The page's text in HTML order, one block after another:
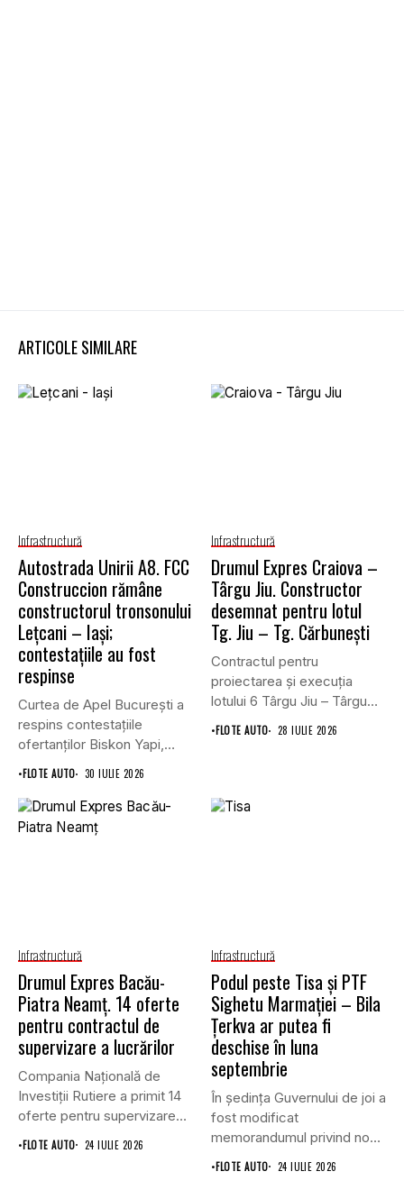
ARTICOLE SIMILARE
Infrastructură
Autostrada Unirii A8. FCC
Construccion rămâne
constructorul tronsonului
Lețcani – Iași;
contestațiile au fost
respinse
Curtea de Apel București a
respins contestațiile
ofertanților Biskon Yapi,
Straco și...
•FLOTE AUTO 30 IULIE 2026
Infrastructură
Drumul Expres Craiova –
Târgu Jiu. Constructor
desemnat pentru lotul
Tg. Jiu – Tg. Cărbunești
Contractul pentru
proiectarea și execuția
lotului 6 Târgu Jiu – Târgu
Cărbunești,...
•FLOTE AUTO 28 IULIE 2026
Infrastructură
Drumul Expres Bacău-
Piatra Neamț. 14 oferte
pentru contractul de
supervizare a lucrărilor
Compania Națională de
Investiții Rutiere a primit 14
oferte pentru supervizarea
lucrărilor...
•FLOTE AUTO 24 IULIE 2026
Infrastructură
Podul peste Tisa și PTF
Sighetu Marmației – Bila
Țerkva ar putea fi
deschise în luna
septembrie
În ședința Guvernului de joi a
fost modificat
memorandumul privind noul
punct...
•FLOTE AUTO 24 IULIE 2026